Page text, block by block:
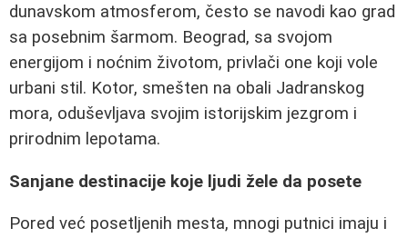
dunavskom atmosferom, često se navodi kao grad
sa posebnim šarmom. Beograd, sa svojom
energijom i noćnim životom, privlači one koji vole
urbani stil. Kotor, smešten na obali Jadranskog
mora, oduševljava svojim istorijskim jezgrom i
prirodnim lepotama.
Sanjane destinacije koje ljudi žele da posete
Pored već posetljenih mesta, mnogi putnici imaju i